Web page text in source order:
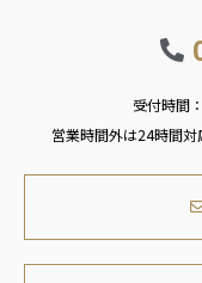
受付時間
営業時間外は24時間